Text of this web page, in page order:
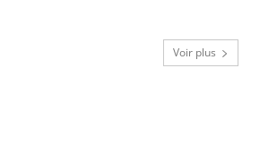
Voir plus